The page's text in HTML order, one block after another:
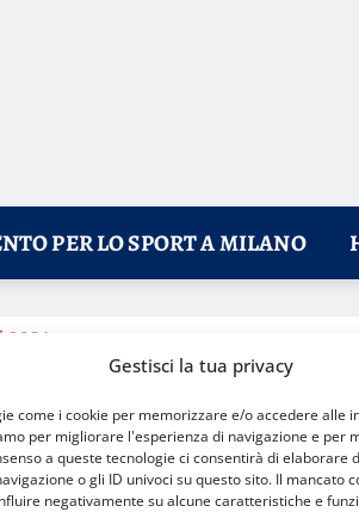
Gestisci la tua privacy
come i cookie per memorizzare e/o accedere alle
per migliorare l'esperienza di navigazione e per
a queste tecnologie ci consentirà di elaborare
o gli ID univoci su questo sito. Il mancato
negativamente su alcune caratteristiche e
PER LO SPORT A MILANO
2031